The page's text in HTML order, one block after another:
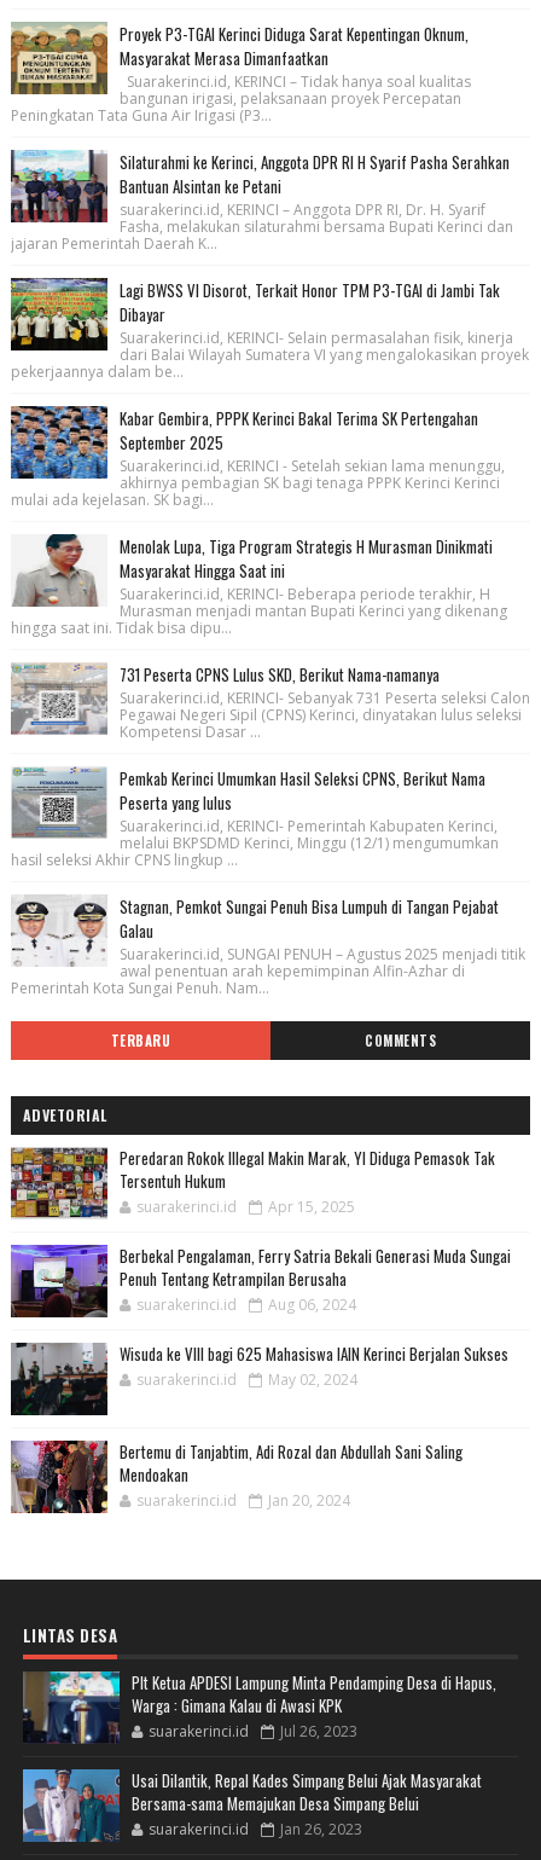
Proyek P3-TGAI Kerinci Diduga Sarat Kepentingan Oknum,
Masyarakat Merasa Dimanfaatkan
Suarakerinci.id, KERINCI – Tidak hanya soal kualitas
bangunan irigasi, pelaksanaan proyek Percepatan
Peningkatan Tata Guna Air Irigasi (P3...
Silaturahmi ke Kerinci, Anggota DPR RI H Syarif Pasha Serahkan
Bantuan Alsintan ke Petani
suarakerinci.id, KERINCI – Anggota DPR RI, Dr. H. Syarif
Fasha, melakukan silaturahmi bersama Bupati Kerinci dan
jajaran Pemerintah Daerah K...
Lagi BWSS VI Disorot, Terkait Honor TPM P3-TGAI di Jambi Tak
Dibayar
Suarakerinci.id, KERINCI- Selain permasalahan fisik, kinerja
dari Balai Wilayah Sumatera VI yang mengalokasikan proyek
pekerjaannya dalam be...
Kabar Gembira, PPPK Kerinci Bakal Terima SK Pertengahan
September 2025
Suarakerinci.id, KERINCI - Setelah sekian lama menunggu,
akhirnya pembagian SK bagi tenaga PPPK Kerinci Kerinci
mulai ada kejelasan. SK bagi...
Menolak Lupa, Tiga Program Strategis H Murasman Dinikmati
Masyarakat Hingga Saat ini
Suarakerinci.id, KERINCI- Beberapa periode terakhir, H
Murasman menjadi mantan Bupati Kerinci yang dikenang
hingga saat ini. Tidak bisa dipu...
731 Peserta CPNS Lulus SKD, Berikut Nama-namanya
Suarakerinci.id, KERINCI- Sebanyak 731 Peserta seleksi Calon
Pegawai Negeri Sipil (CPNS) Kerinci, dinyatakan lulus seleksi
Kompetensi Dasar ...
Pemkab Kerinci Umumkan Hasil Seleksi CPNS, Berikut Nama
Peserta yang lulus
Suarakerinci.id, KERINCI- Pemerintah Kabupaten Kerinci,
melalui BKPSDMD Kerinci, Minggu (12/1) mengumumkan
hasil seleksi Akhir CPNS lingkup ...
Stagnan, Pemkot Sungai Penuh Bisa Lumpuh di Tangan Pejabat
Galau
Suarakerinci.id, SUNGAI PENUH – Agustus 2025 menjadi titik
awal penentuan arah kepemimpinan Alfin-Azhar di
Pemerintah Kota Sungai Penuh. Nam...
TERBARU COMMENTS
ADVETORIAL
Peredaran Rokok Illegal Makin Marak, YI Diduga Pemasok Tak
Tersentuh Hukum
suarakerinci.id Apr 15, 2025
Berbekal Pengalaman, Ferry Satria Bekali Generasi Muda Sungai
Penuh Tentang Ketrampilan Berusaha
suarakerinci.id Aug 06, 2024
Wisuda ke VIII bagi 625 Mahasiswa IAIN Kerinci Berjalan Sukses
suarakerinci.id May 02, 2024
Bertemu di Tanjabtim, Adi Rozal dan Abdullah Sani Saling
Mendoakan
suarakerinci.id Jan 20, 2024
LINTAS DESA
Plt Ketua APDESI Lampung Minta Pendamping Desa di Hapus,
Warga : Gimana Kalau di Awasi KPK
suarakerinci.id Jul 26, 2023
Usai Dilantik, Repal Kades Simpang Belui Ajak Masyarakat
Bersama-sama Memajukan Desa Simpang Belui
suarakerinci.id Jan 26, 2023